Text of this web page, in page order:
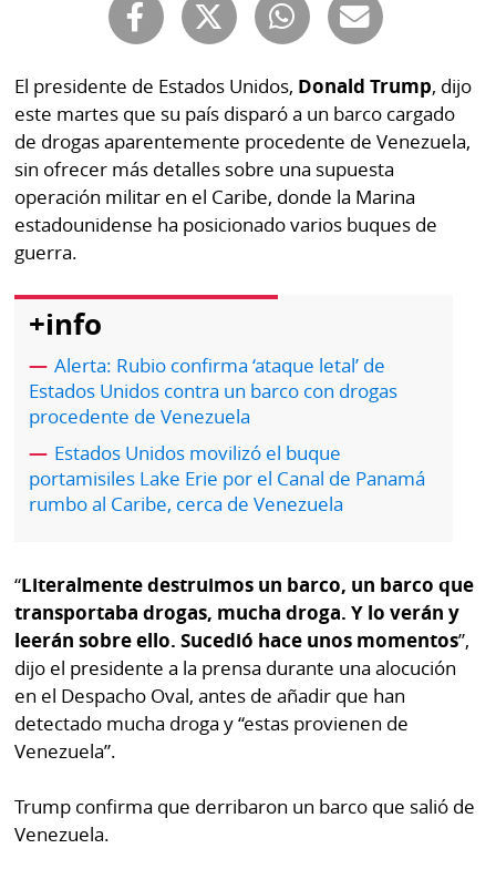
Buscador
Catálogos
Lotería
Kiosko
digital
RSS
Temas
Autores
Notas
al
lector
OTROS
SITIOS
Metro
por
Tienda
Panamá
Tus
Tiquetes
Cero
KM
Corprensa
Mi
Diario
Club
La
Prensa
Busca
Fácil
⌾
Hoy
por
Hoy
Tal
Cual
El presidente de Estados Unidos, Donald Trump, dijo
este martes que su país disparó a un barco cargado
de drogas aparentemente procedente de Venezuela,
sin ofrecer más detalles sobre una supuesta
operación militar en el Caribe, donde la Marina
estadounidense ha posicionado varios buques de
guerra.
+info
Alerta: Rubio confirma ‘ataque letal’ de
Estados Unidos contra un barco con drogas
procedente de Venezuela
Estados Unidos movilizó el buque
portamisiles Lake Erie por el Canal de Panamá
rumbo al Caribe, cerca de Venezuela
“Literalmente destruimos un barco, un barco que
transportaba drogas, mucha droga. Y lo verán y
leerán sobre ello. Sucedió hace unos momentos”,
dijo el presidente a la prensa durante una alocución
en el Despacho Oval, antes de añadir que han
detectado mucha droga y “estas provienen de
Venezuela”.
Trump confirma que derribaron un barco que salió de
Venezuela.